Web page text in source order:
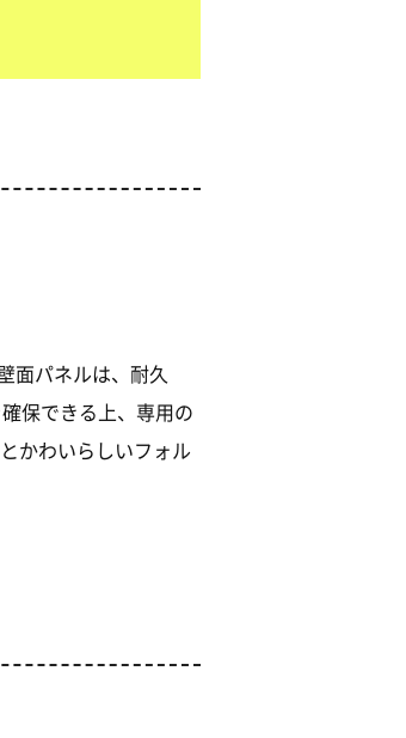
面パネルは、耐久
保できる上、専用の
かわいらしいフォル